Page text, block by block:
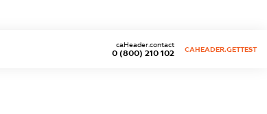
0 (800) 210 102
caHeader.contact
CAHEADER.GETTEST